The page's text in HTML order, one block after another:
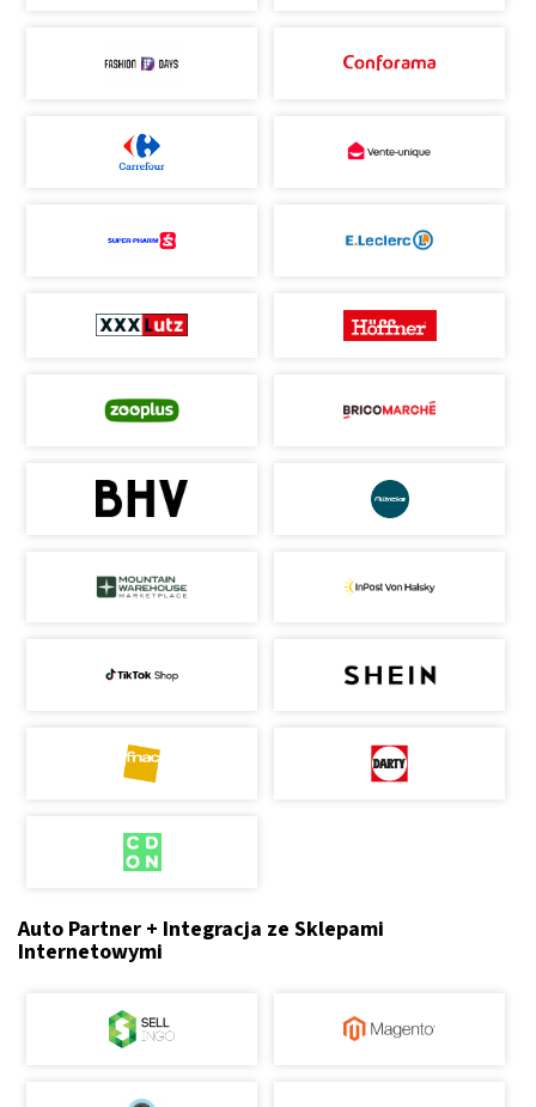
Auto Partner + Integracja ze Sklepami
Internetowymi